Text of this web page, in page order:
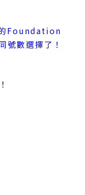
的Foundation
數選擇了！